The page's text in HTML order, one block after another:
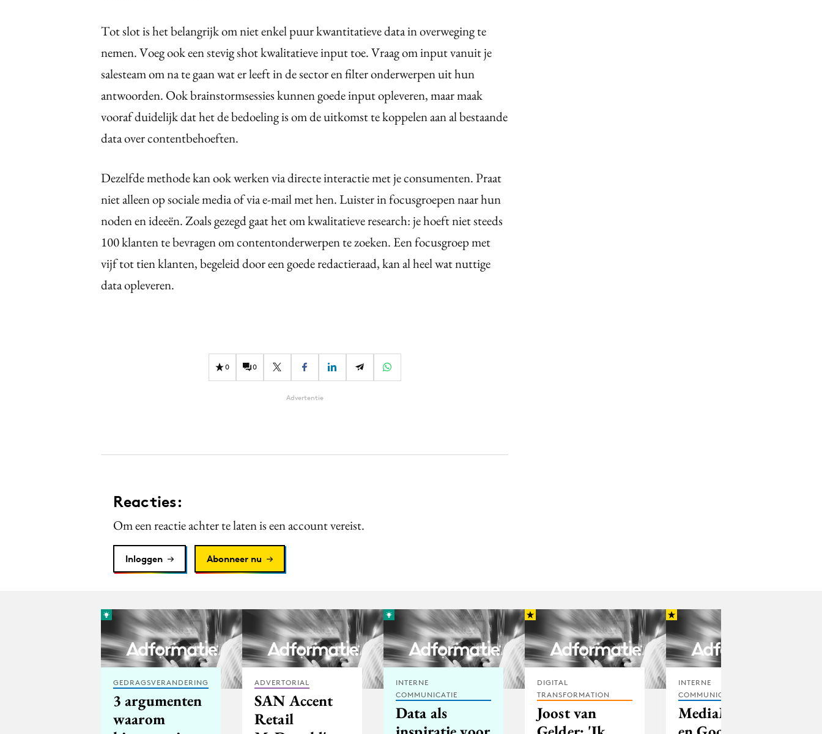
Tot slot is het belangrijk om niet enkel puur kwantitatieve data in overweging te
nemen. Voeg ook een stevig shot kwalitatieve input toe. Vraag om input vanuit je
salesteam om na te gaan wat er leeft in de sector en filter onderwerpen uit hun
antwoorden. Ook brainstormsessies kunnen goede input opleveren, maar maak
vooraf duidelijk dat het de bedoeling is om de uitkomst te koppelen aan al bestaande
data over contentbehoeften.
Dezelfde methode kan ook werken via directe interactie met je consumenten. Praat
niet alleen op sociale media of via e-mail met hen. Luister in focusgroepen naar hun
noden en ideeën. Zoals gezegd gaat het om kwalitatieve research: je hoeft niet steeds
100 klanten te bevragen om contentonderwerpen te zoeken. Een focusgroep met
vijf tot tien klanten, begeleid door een goede redactieraad, kan al heel wat nuttige
data opleveren.
0 0
Advertentie
Reacties:
Om een reactie achter te laten is een account vereist.
Inloggen Abonneer nu
GEDRAGSVERANDERING
3 argumenten
waarom
ADVERTORIAL
SAN Accent
Retail
INTERNE
COMMUNICATIE
Data als
DIGITAL
TRANSFORMATION
Joost van
INTERNE
COMMUNICATIE
MediaMonks